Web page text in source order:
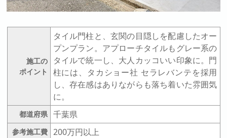
施工の
ポイント
タイル門柱と、玄関の目隠しを配慮したオー
プンプラン。アプローチタイルもグレー系の
タイルで統一し、大人カッコいい印象に。門
柱には、タカショー社 セラレバンテを採用
し、存在感はありながらも落ち着いた雰囲気
に。
都道府県 千葉県
参考施工費 200万円以上